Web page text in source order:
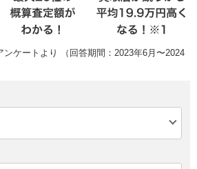
ケートより （回答期間：2023年6月〜2024